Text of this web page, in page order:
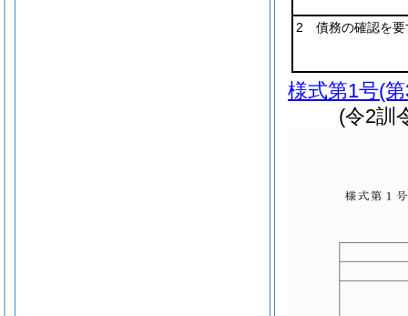
2 債務の確認を要
様式第1号(
(令2訓